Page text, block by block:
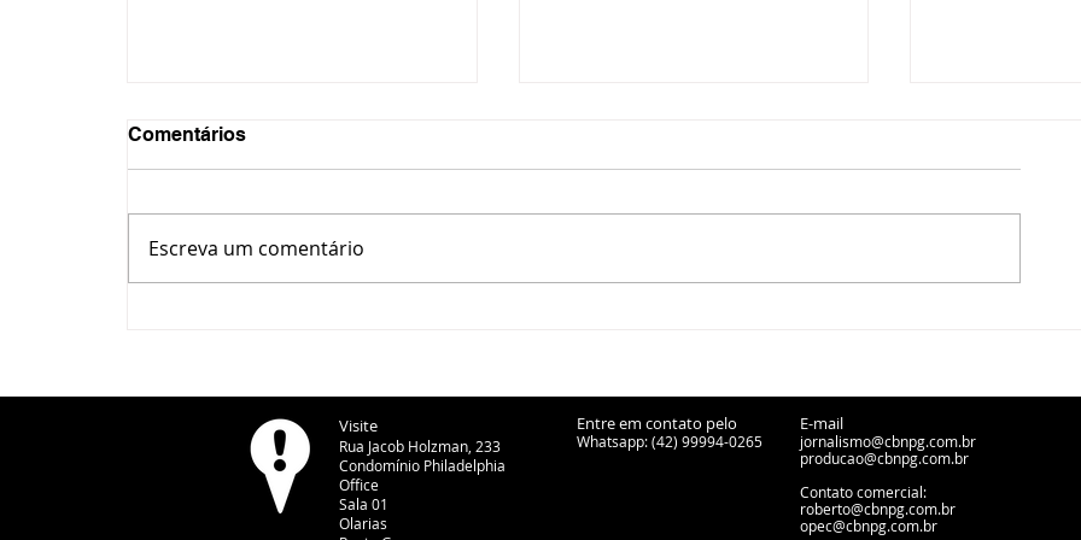
República - 07/08/2026
06/08/2026
Comentários
Escreva um comentário
Visite
Rua Jacob Holzman, 233
Condomínio Philadelphia
Office
Sala 01
Olarias
Entre em contato pelo
Whatsapp: (42) 99994-0265
E-mail
jornalismo@cbnpg.com.br
producao@cbnpg.com.br
Contato comercial:
roberto@cbnpg.com.br
opec@cbnpg.com.br